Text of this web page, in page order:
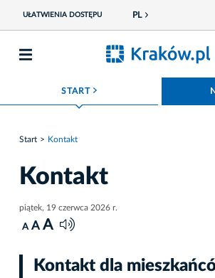
UŁATWIENIA DOSTĘPU PL
START ROZWIŃ MENU
Start Kontakt
Kontakt
piątek, 19 czerwca 2026 r.
A A A
Kontakt dla